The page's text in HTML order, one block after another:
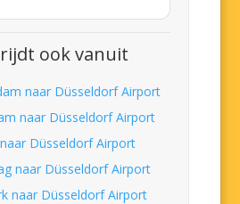
ook vanuit
naar Düsseldorf Airport
naar Düsseldorf Airport
Düsseldorf Airport
naar Düsseldorf Airport
naar Düsseldorf Airport